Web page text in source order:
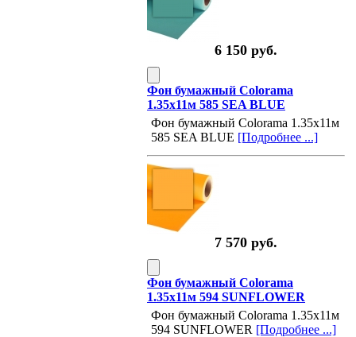
6 150 руб.
Фон бумажный Colorama
1.35х11м 585 SEA BLUE
Фон бумажный Colorama 1.35х11м
585 SEA BLUE [Подробнее ...]
7 570 руб.
Фон бумажный Colorama
1.35х11м 594 SUNFLOWER
Фон бумажный Colorama 1.35х11м
594 SUNFLOWER [Подробнее ...]